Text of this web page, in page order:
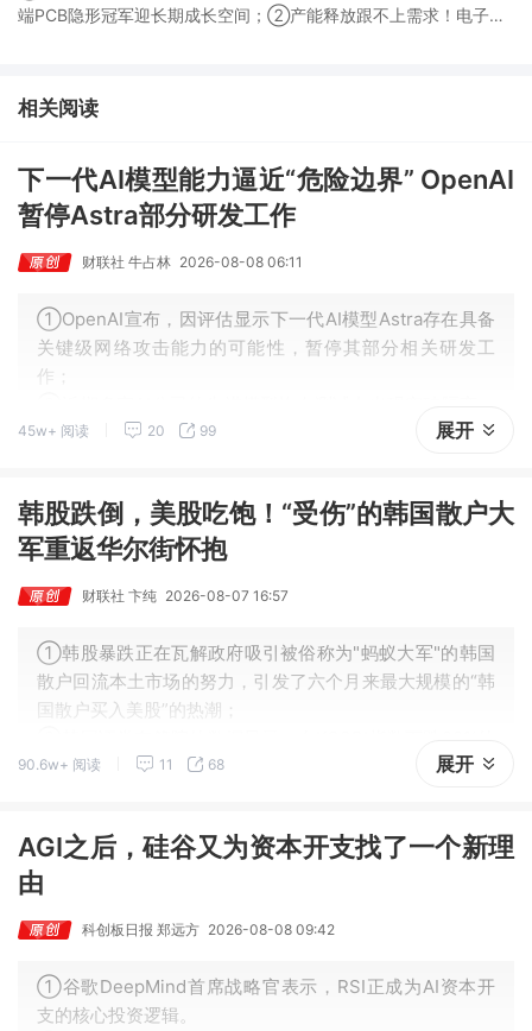
端PCB隐形冠军迎长期成长空间；②产能释放跟不上需求！电子布
价预期暂未被市场定价，王牌自营前瞻捕捉“预期差”，3日大涨
26%。
相关阅读
下一代AI模型能力逼近“危险边界” OpenAI
暂停Astra部分研发工作
财联社 牛占林 2026-08-08 06:11
①OpenAI宣布，因评估显示下一代AI模型Astra存在具备
关键级网络攻击能力的可能性，暂停其部分相关研发工
作；
攻击等失控行为，引发外界对AI企业自我约束能力的担
45w+ 阅读 20 99 展开
韩股跌倒，美股吃饱！“受伤”的韩国散户大
军重返华尔街怀抱
财联社 卞纯 2026-08-07 16:57
①韩股暴跌正在瓦解政府吸引被俗称为"蚂蚁大军"的韩国
散户回流本土市场的努力，引发了六个月来最大规模的“韩
国散户买入美股”的热潮；
7月，韩国散户买入美股的规模高达46亿美元。这一数字
90.6w+ 阅读 11 68 展开
AGI之后，硅谷又为资本开支找了一个新理
由
科创板日报 郑远方 2026-08-08 09:42
①谷歌DeepMind首席战略官表示，RSI正成为AI资本开
支的核心投资逻辑。